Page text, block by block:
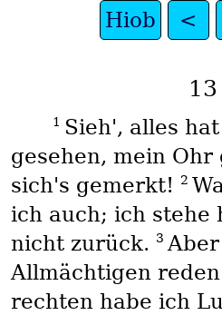
Hiob <
13
1 Sieh', alles
gesehen, mein
sich's gemerkt!
2
ich auch; ich stehe
nicht zurück. 3
Allmächtigen
rechten habe ich